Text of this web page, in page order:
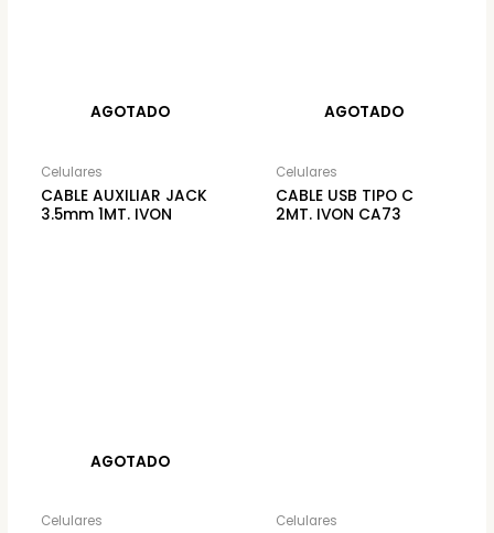
AGOTADO
Celulares
CABLE AUXILIAR JACK
3.5mm 1MT. IVON
AGOTADO
Celulares
CABLE USB TIPO C
2MT. IVON CA73
AGOTADO
Celulares Celulares